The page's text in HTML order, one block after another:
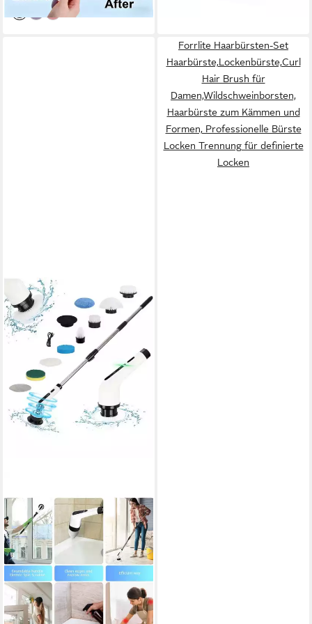
Stylingbürste für Damen
Forrlite Haarbürsten-Set
Haarbürste,Lockenbürste,Curl
Hair Brush für
Damen,Wildschweinborsten,
Haarbürste zum Kämmen und
Formen, Professionelle Bürste
Locken Trennung für definierte
Locken